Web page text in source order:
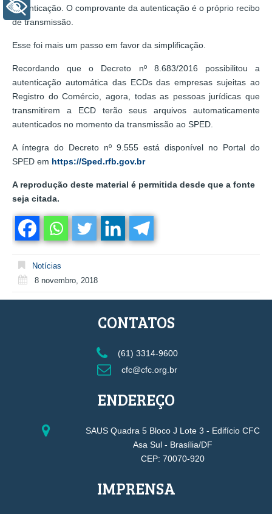
autenticação. O comprovante da autenticação é o próprio recibo
de transmissão.
Esse foi mais um passo em favor da simplificação.
Recordando que o Decreto nº 8.683/2016 possibilitou a
autenticação automática das ECDs das empresas sujeitas ao
Registro do Comércio, agora, todas as pessoas jurídicas que
transmitirem a ECD terão seus arquivos automaticamente
autenticados no momento da transmissão ao SPED.
A íntegra do Decreto nº 9.555 está disponível no Portal do
SPED em https://Sped.rfb.gov.br
A reprodução deste material é permitida desde que a fonte
seja citada.
Notícias
8 novembro, 2018
CONTATOS
(61) 3314-9600
cfc@cfc.org.br
ENDEREÇO
SAUS Quadra 5 Bloco J Lote 3 - Edifício CFC
Asa Sul - Brasília/DF
CEP: 70070-920
IMPRENSA
+ Acessibilidade